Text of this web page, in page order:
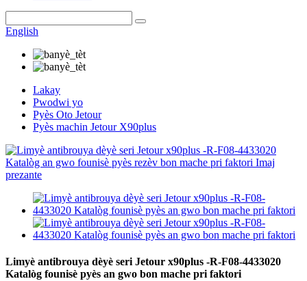
English
Lakay
Pwodwi yo
Pyès Oto Jetour
Pyès machin Jetour X90plus
Limyè antibrouya dèyè seri Jetour x90plus -R-F08-4433020
Katalòg founisè pyès an gwo bon mache pri faktori